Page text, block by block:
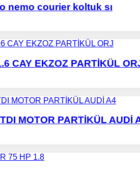
nemo courier koltuk sı
CAY EKZOZ PARTİKÜL
MOTOR PARTİKÜL AUDİ